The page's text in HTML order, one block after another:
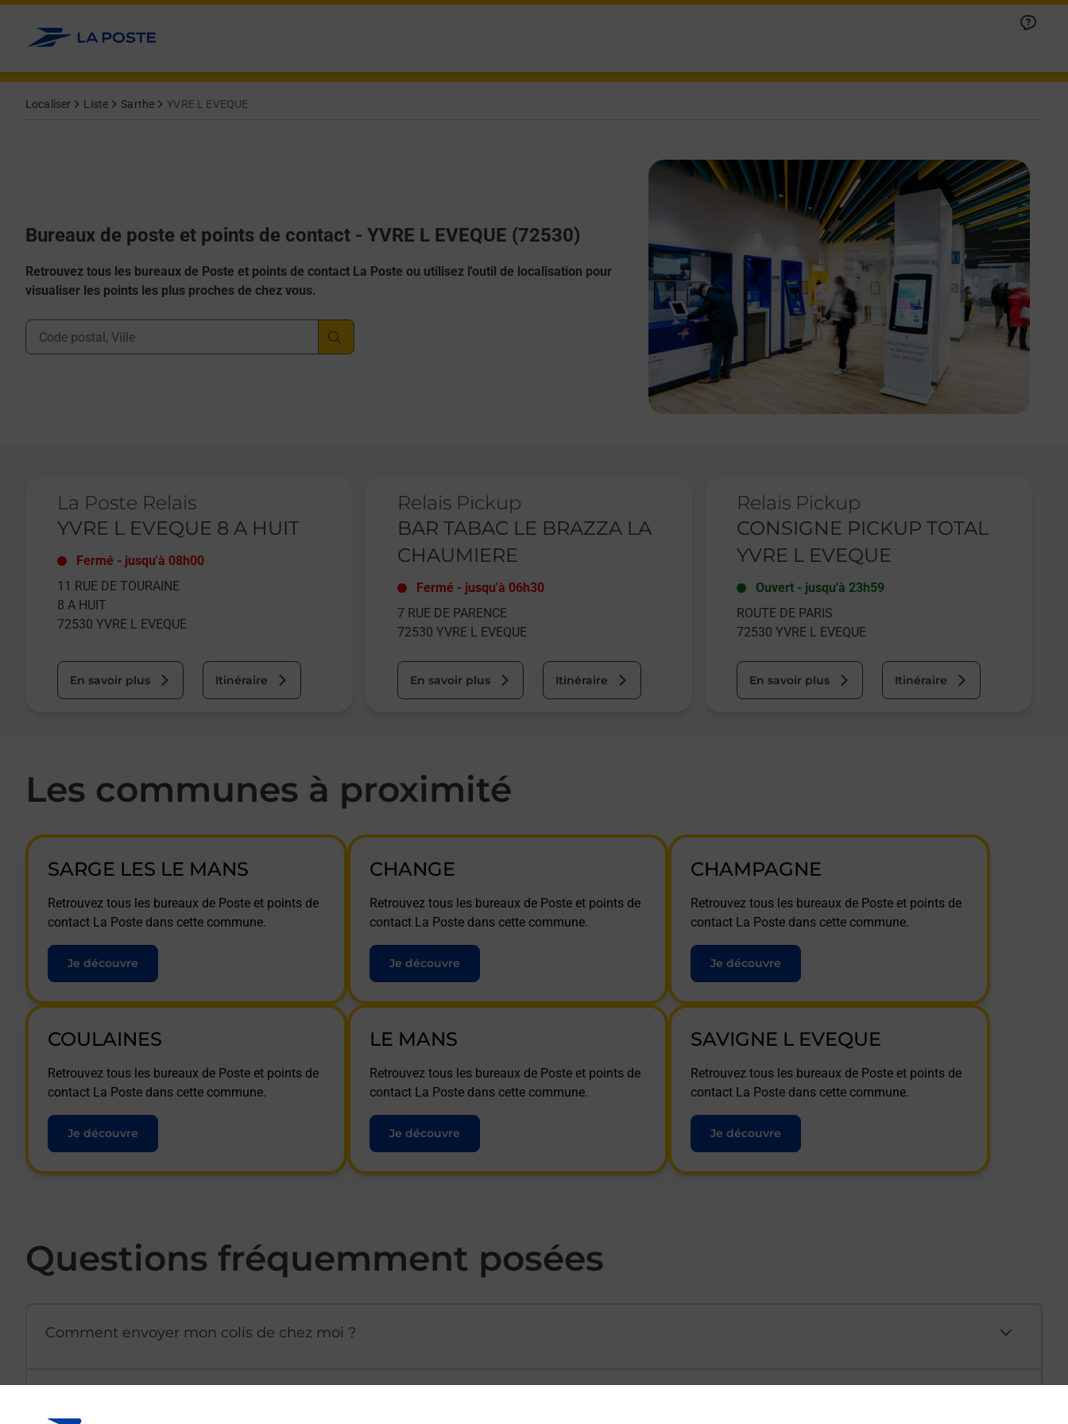
Allez au contenu
Localiser Liste Sarthe YVRE L EVEQUE
Bureaux de poste et points de contact - YVRE L EVEQUE (72530)
Retrouvez tous les bureaux de Poste et points de contact La Poste ou utilisez l'outil de localisation pour
visualiser les points les plus proches de chez vous.
Ville, Département, Code Postal
La Poste Relais
YVRE L EVEQUE 8 A HUIT
Fermé - jusqu'à 08h00
11 RUE DE TOURAINE
8 A HUIT
72530 YVRE L EVEQUE
En savoir plus Itinéraire
Relais Pickup
BAR TABAC LE BRAZZA LA
CHAUMIERE
Fermé - jusqu'à 06h30
7 RUE DE PARENCE
72530 YVRE L EVEQUE
En savoir plus Itinéraire
Relais Pickup
CONSIGNE PICKUP TOTAL
YVRE L EVEQUE
Ouvert - jusqu'à 23h59
ROUTE DE PARIS
72530 YVRE L EVEQUE
En savoir plus Itinéraire
Les communes à proximité
SARGE LES LE MANS
Retrouvez tous les bureaux de Poste et points de
contact La Poste dans cette commune.
Je découvre
CHANGE
Retrouvez tous les bureaux de Poste et points de
contact La Poste dans cette commune.
Je découvre
CHAMPAGNE
Retrouvez tous les bureaux de Poste et points de
contact La Poste dans cette commune.
Je découvre
COULAINES
Retrouvez tous les bureaux de Poste et points de
contact La Poste dans cette commune.
Je découvre
LE MANS
Retrouvez tous les bureaux de Poste et points de
contact La Poste dans cette commune.
Je découvre
SAVIGNE L EVEQUE
Retrouvez tous les bureaux de Poste et points de
contact La Poste dans cette commune.
Je découvre
Questions fréquemment posées
Comment envoyer mon colis de chez moi ?
Afficher ou masquer la réponse
Afficher ou masquer la réponse
Afficher ou masquer la réponse
Afficher ou masquer la réponse
Afficher ou masquer la réponse